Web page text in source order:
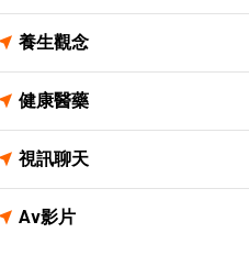
養生觀念
健康醫藥
視訊聊天
Av影片